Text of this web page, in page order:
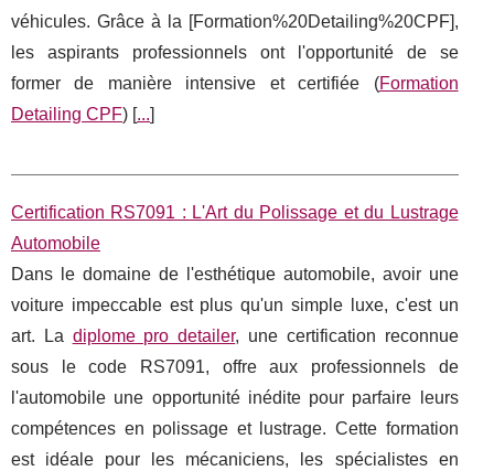
véhicules. Grâce à la [Formation%20Detailing%20CPF],
les aspirants professionnels ont l'opportunité de se
former de manière intensive et certifiée (Formation
Detailing CPF) [...]
Certification RS7091 : L'Art du Polissage et du Lustrage
Automobile
Dans le domaine de l'esthétique automobile, avoir une
voiture impeccable est plus qu'un simple luxe, c'est un
art. La diplome pro detailer, une certification reconnue
sous le code RS7091, offre aux professionnels de
l'automobile une opportunité inédite pour parfaire leurs
compétences en polissage et lustrage. Cette formation
est idéale pour les mécaniciens, les spécialistes en